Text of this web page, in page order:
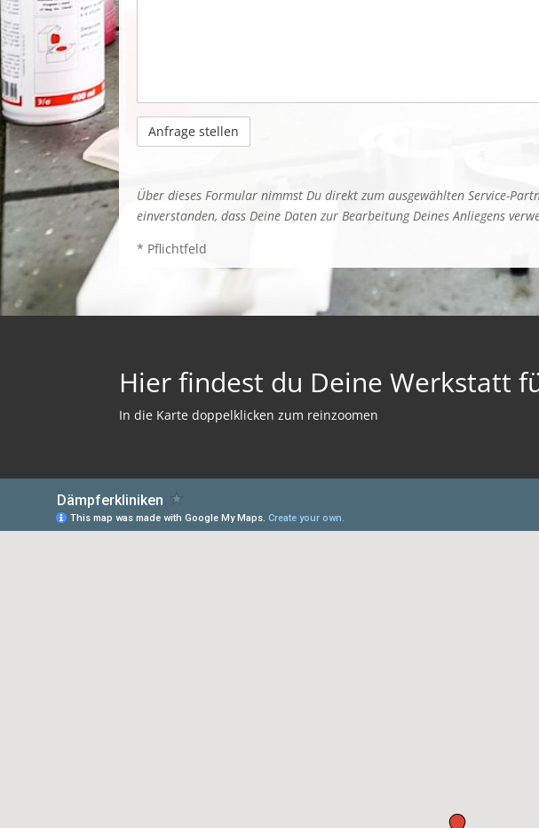
Über dieses Formular nimmst Du direkt zum ausgewählten Service-
einverstanden, dass Deine Daten zur Bearbeitung Deines Anliegens
* Pflichtfeld
Hier findest du Deine Werkstatt
In die Karte doppelklicken zum reinzoomen